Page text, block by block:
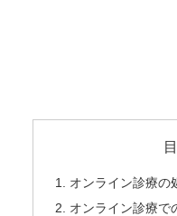
オンライン診療の
オンライン診療で